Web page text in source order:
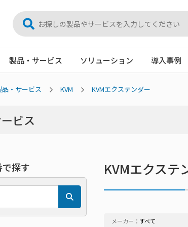
製品・サービス ソリューション 導入事例
品・サービス KVM KVMエクステンダー
ビス
KVMエクステ
メーカー： すべて
探す